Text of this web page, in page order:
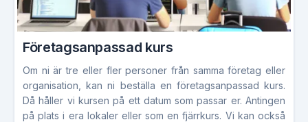
Företagsanpassad kurs
Om ni är tre eller fler personer från samma företag eller
organisation, kan ni beställa en företagsanpassad kurs.
Då håller vi kursen på ett datum som passar er. Antingen
på plats i era lokaler eller som en fjärrkurs. Vi kan också